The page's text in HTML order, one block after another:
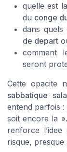
quelle est la
du conge
dans quels
de depart
comment
seront
Cette opacite
sabbatique
entend parfois
soit encore la
renforce l’idee
risque,